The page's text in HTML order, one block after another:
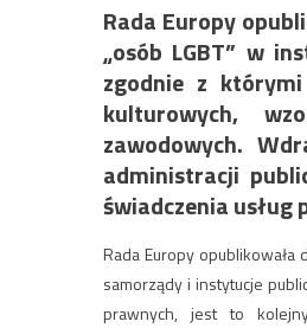
Rada Europy
„osób LGBT” w
zgodnie z
kulturowych,
zawodowych.
administracji
świadczenia
Rada Europy
samorządy i instytucje
prawnych, jest to